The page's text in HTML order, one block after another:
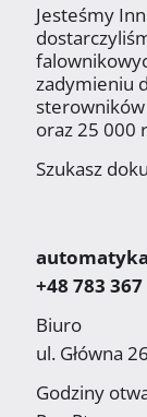
Jesteśmy
zadymieniu
oraz 25 000
Szukasz
+48 783
Biuro
ul. Główna
Godziny